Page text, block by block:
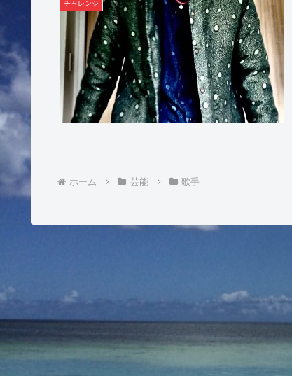
チャレンジ
ホーム 芸能 歌手